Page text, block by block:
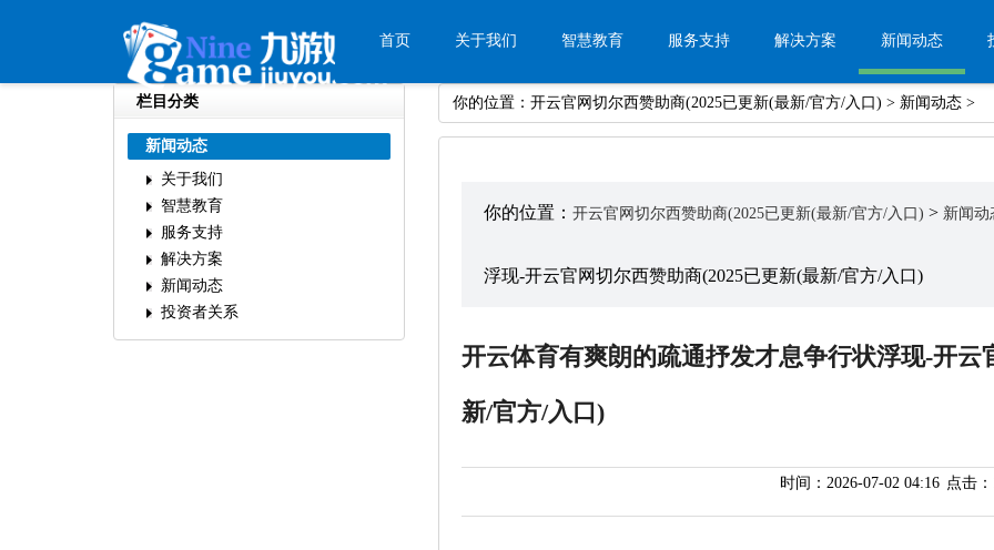
首页 关于我们 智慧教育 服务支持 解决方案 新闻动态
栏目分类
新闻动态
关于我们
智慧教育
服务支持
解决方案
新闻动态
投资者关系
你的位置： 开云官网切尔西赞助商(2025已更新(最新/官方/入口) > 新闻动态>
你的位置： 开云官网切尔西赞助商(2025已更新(最新/官方/入口) > 新闻动
浮现-开云官网切尔西赞助商(2025已更新(最新/官方/入口)
开云体育有爽朗的疏通抒发才息争行状浮现-开云
新/官方/入口)
时间：2026-07-02 04:16 点击